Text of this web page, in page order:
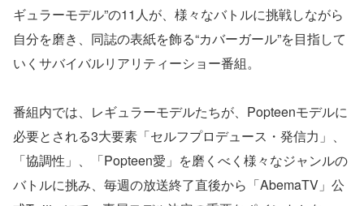
ギュラーモデル”の11人が、様々なバトルに挑戦しながら
自分を磨き、同誌の表紙を飾る“カバーガール”を目指して
いくサバイバルリアリティーショー番組。
番組内では、レギュラーモデルたちが、Popteenモデルに
必要とされる3大要素「セルフプロデュース・発信力」、
「協調性」、「Popteen愛」を磨くべく様々なジャンルの
バトルに挑み、毎週の放送終了直後から「AbemaTV」公